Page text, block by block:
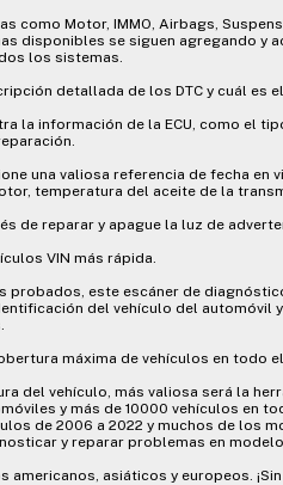
como Motor, IMMO, Airbags,
disponibles se siguen agregando y
los sistemas.
detallada de los DTC y cuál es
la información de la ECU, como el
una valiosa referencia de fecha
temperatura del aceite de la
de reparar y apague la luz de
VIN más rápida.
probados, este escáner de
del vehículo del
máxima de vehículos en todo
del vehículo, más valiosa será la
y más de 10000 vehículos en
de 2006 a 2022 y muchos de los
y reparar problemas en
americanos, asiáticos y europeos.